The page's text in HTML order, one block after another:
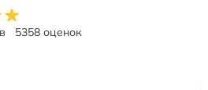
5358 оценок